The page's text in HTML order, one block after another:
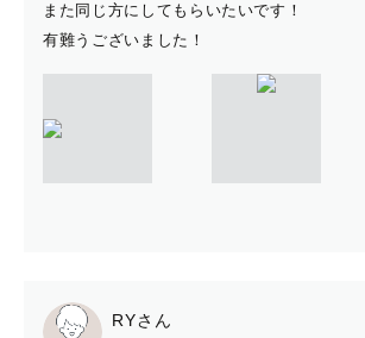
また同じ方にしてもらいたいです！
有難うございました！
RYさん